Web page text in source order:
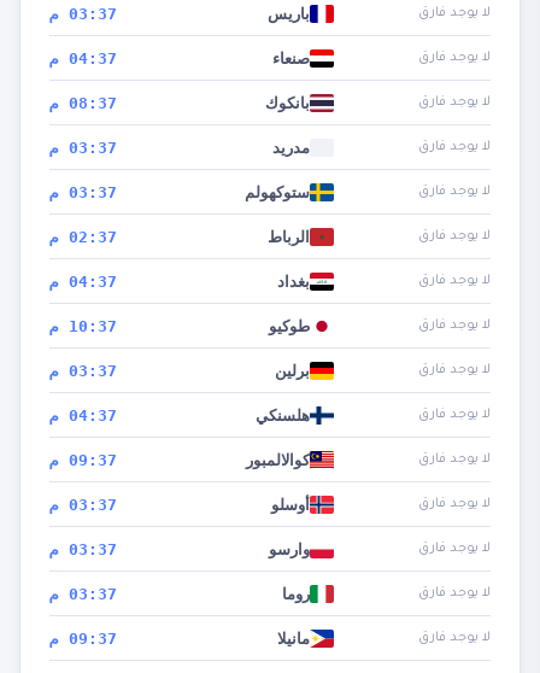
لا يوجد فارق باريس 03:37 م
لا يوجد فارق صنعاء 04:37 م
لا يوجد فارق بانكوك 08:37 م
لا يوجد فارق مدريد 03:37 م
لا يوجد فارق ستوكهولم 03:37 م
لا يوجد فارق الرباط 02:37 م
لا يوجد فارق بغداد 04:37 م
لا يوجد فارق طوكيو 10:37 م
لا يوجد فارق برلين 03:37 م
لا يوجد فارق هلسنكي 04:37 م
لا يوجد فارق كوالالمبور 09:37 م
لا يوجد فارق أوسلو 03:37 م
لا يوجد فارق وارسو 03:37 م
لا يوجد فارق روما 03:37 م
لا يوجد فارق مانيلا 09:37 م